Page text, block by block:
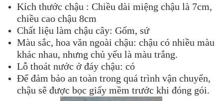
Kích thước chậu : Chiều dài miệng chậu là 7cm,
chiều cao chậu 8cm
Chất liệu làm chậu cây: Gốm, sứ
Màu sắc, hoa văn ngoài chậu: chậu có nhiều màu
khác nhau, nhưng chủ yếu là màu trắng.
Lỗ thoát nước ở đáy chậu: có
Để đảm bảo an toàn trong quá trình vận chuyển,
chậu sẽ được bọc giấy mềm trước khi đóng gói.